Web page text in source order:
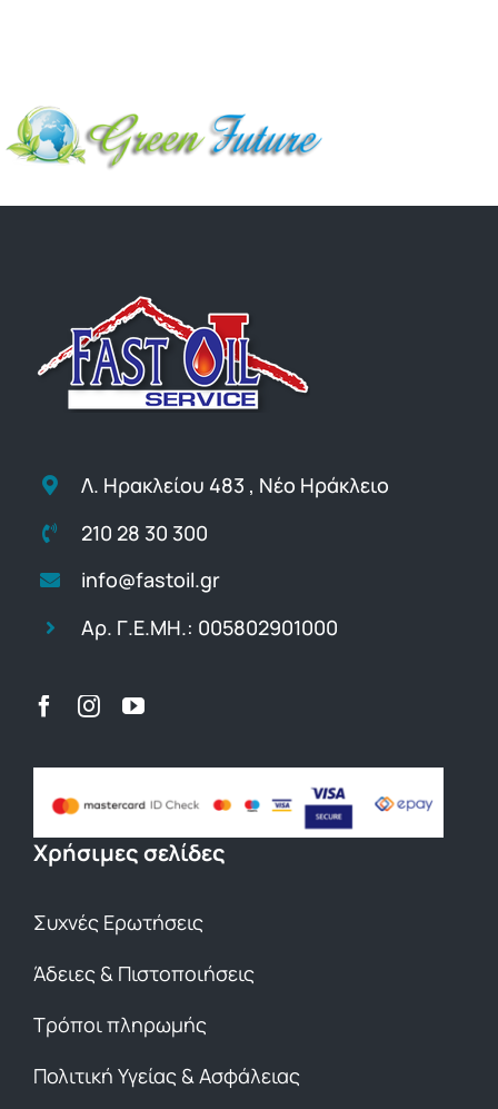
ΤΙΜΕΣ
ΕΠΙΚΟΙΝΩΝΙΑ
Λ. Ηρακλείου 483 , Νέο Ηράκλειο
210 28 30 300
info@fastoil.gr
Αρ. Γ.Ε.ΜΗ.: 005802901000
Χρήσιμες σελίδες
Συχνές Ερωτήσεις
Άδειες & Πιστοποιήσεις
Τρόποι πληρωμής
Πολιτική Υγείας & Ασφάλειας